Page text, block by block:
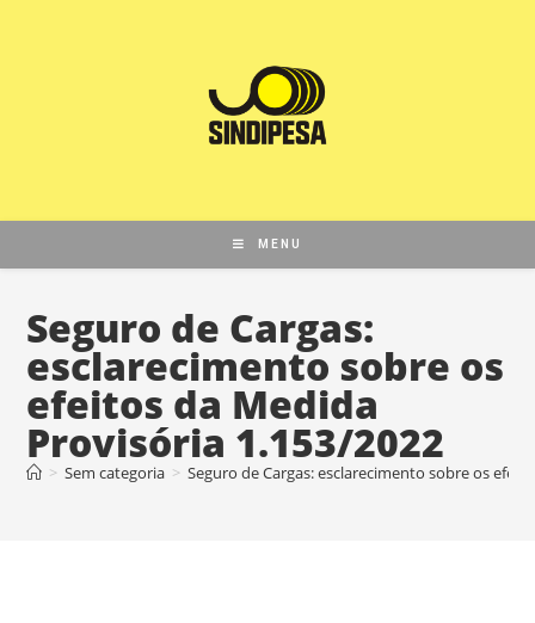
MENU
Seguro de Cargas:
esclarecimento sobre os
efeitos da Medida
Provisória 1.153/2022
> Sem categoria > Seguro de Cargas: esclarecimento sobre os